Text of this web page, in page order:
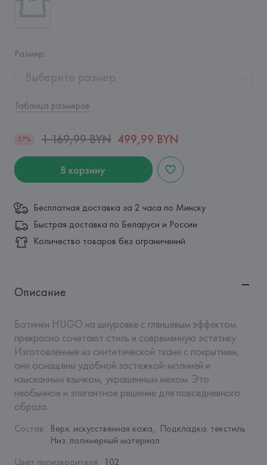
Размер:
Выберите размер
Таблица размеров
57% 1 169,99 BYN 499,99 BYN
В корзину
Бесплатная доставка за 2 часа по Минску
Быстрая доставка по Беларуси и России
Количество товаров без ограничений
Описание
Ботинки HUGO на шнуровке с глянцевым эффектом
прекрасно сочетают стиль и современную эстетику.
Изготовленные из синтетической ткани с покрытием,
они оснащены удобной застежкой-молнией и
изысканным язычком, украшенным мехом. Это
необычное и элегантное решение для повседневного
образа.
Состав: Верх: искусственная кожа,  Подкладка: текстиль
Низ: полимерный материал
Цвет производителя: 102